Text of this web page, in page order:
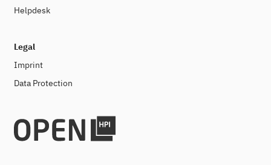
Helpdesk
Legal
Imprint
Data Protection